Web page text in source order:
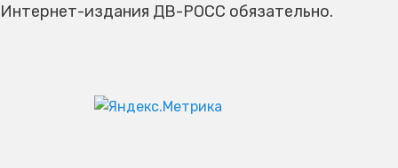
Интернет-издания ДВ-РОСС обязательно.